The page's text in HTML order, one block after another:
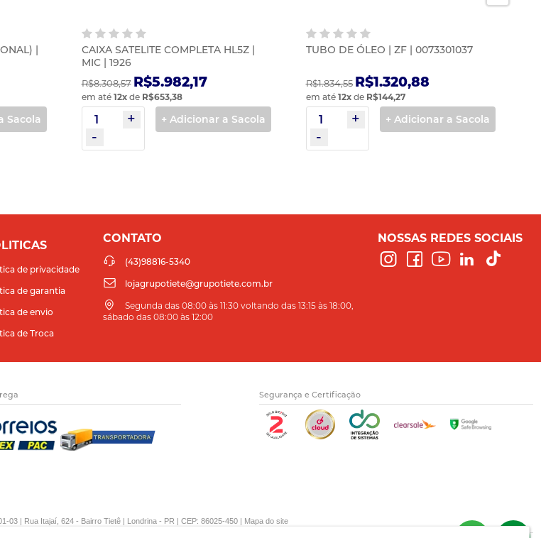
|
Sacola
CAIXA SATELITE COMPLETA HL5Z |
MIC | 1926
R$8.308,57 R$5.982,17
em até 12xde R$653,38
+ Adicionar a Sacola
TUBO DE ÓLEO | ZF | 0073301037
R$1.834,55 R$1.320,88
em até 12xde R$144,27
+ Adicionar a Sacola
de privacidade
de garantia
de envio
de Troca
CONTATO
(43)98816-5340
lojagrupotiete@grupotiete.com.br
Segunda das 08:00 às 11:30 voltando das 13:15 às 18:00,
sábado das 08:00 às 12:00
NOSSAS REDES SOCIAIS
Segurança e Certificação
03 | Rua Itajaí, 624 - Bairro Tietê | Londrina - PR | CEP: 86025-450 | Mapa do site